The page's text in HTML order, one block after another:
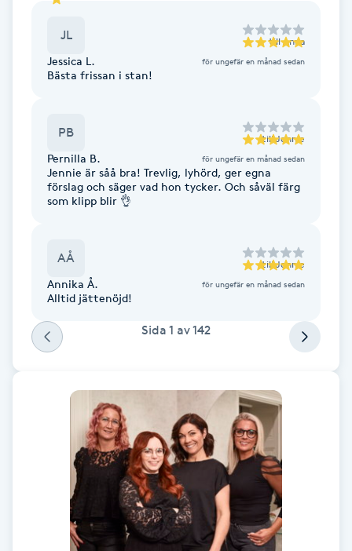
Fotvård
Fransfärgning
Fransförlängning Megavolym
Fransförlängning Volym
Fransk manikyr
Fransrengöring
Frekvensterapi
Friskvårdsmassage
JL till Anna
Jessica L. för ungefär en månad sedan
Bästa frissan i stan!
PB till Jennie
Pernilla B. för ungefär en månad sedan
Jennie är såå bra! Trevlig, lyhörd, ger egna
förslag och säger vad hon tycker. Och såväl färg
som klipp blir 👌
AÅ till Jennie
Annika Å. för ungefär en månad sedan
Alltid jättenöjd!
Sida 1 av142